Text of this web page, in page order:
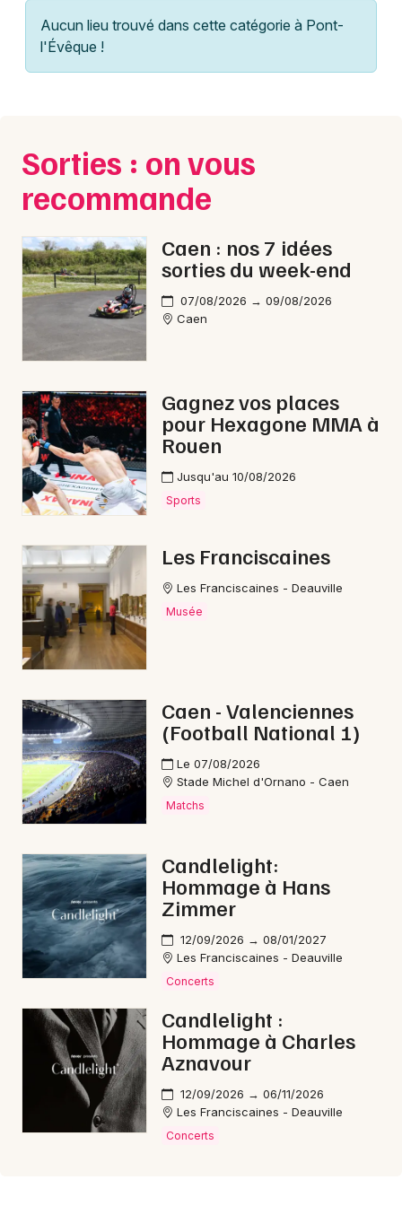
Bibliothèque et médiathèque en Normandie
Newsletter des sorties
Artistes en tournée
Actus à Trouville-sur-Mer
Magazine à Trouville-sur-Mer
14 - Calvados
Choisir mes départements
Mon email
Aucun lieu trouvé dans cette catégorie à Pont-
l'Évêque !
Sorties : on vous
recommande
Caen : nos 7 idées
sorties du week-end
07/08/2026 → 09/08/2026
Caen
Gagnez vos places
pour Hexagone MMA à
Rouen
Jusqu'au 10/08/2026
Sports
Les Franciscaines
Les Franciscaines - Deauville
Musée
Caen - Valenciennes
(Football National 1)
Le 07/08/2026
Stade Michel d'Ornano - Caen
Matchs
Candlelight:
Hommage à Hans
Zimmer
12/09/2026 → 08/01/2027
Les Franciscaines - Deauville
Concerts
Candlelight :
Hommage à Charles
Aznavour
12/09/2026 → 06/11/2026
Les Franciscaines - Deauville
Concerts